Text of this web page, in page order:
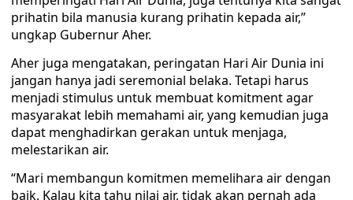
prihatin bila manusia kurang prihatin kepada air,”
ungkap Gubernur Aher.
Aher juga mengatakan, peringatan Hari Air Dunia ini
jangan hanya jadi seremonial belaka. Tetapi harus
menjadi stimulus untuk membuat komitment agar
masyarakat lebih memahami air, yang kemudian juga
dapat menghadirkan gerakan untuk menjaga,
melestarikan air.
“Mari membangun komitmen memelihara air dengan
baik. Kalau kita tahu nilai air, tidak akan pernah ada